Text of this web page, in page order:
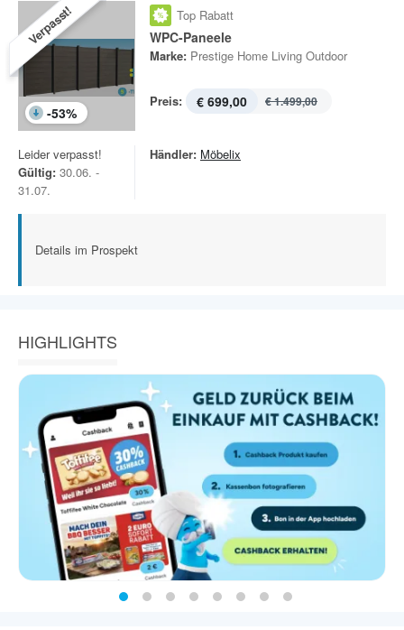
Verpasst!
-53%
Top Rabatt
WPC-Paneele
Marke: Prestige Home Living Outdoor
Preis: € 699,00 € 1.499,00
Leider verpasst!
Gültig: 30.06. -
31.07.
Händler: Möbelix
Details im Prospekt
HIGHLIGHTS